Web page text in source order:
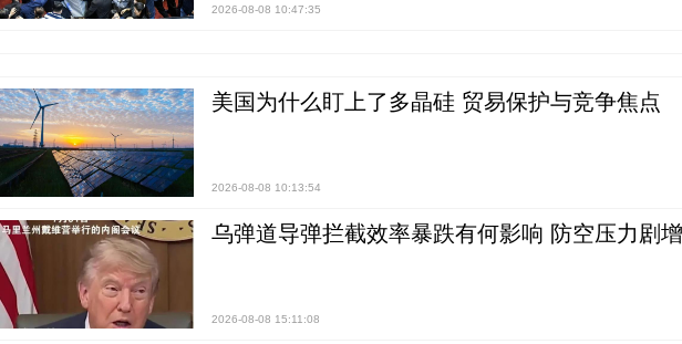
2026-08-08 10:47:35
美国为什么盯上了多晶硅 贸易保护与竞争焦点
2026-08-08 10:13:54
乌弹道导弹拦截效率暴跌有何影响 防空压力剧增
2026-08-08 15:11:08